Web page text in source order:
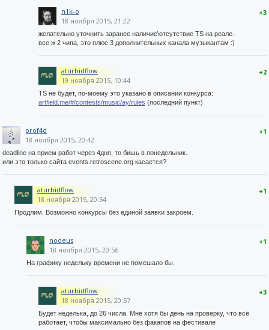
+3
n1k-o
18 ноября 2015, 21:22
желательно уточнить заранее наличие\отсутствие TS на реале.
все ж 2 чипа, это плюс 3 дополнительных канала музыкантам :)
+2
aturbidflow
19 ноября 2015, 10:44
TS не будет, по-моему это указано в описании конкурса:
artfield.me/#/contests/music/ay/rules (последний пункт)
+1
prof4d
18 ноября 2015, 20:42
deadline на прием работ через 4дня, то бишь в понедельник.
или это только сайта events.retroscene.org касается?
+1
aturbidflow
18 ноября 2015, 20:54
Продлим. Возможно конкурсы без единой заявки закроем.
+1
nodeus
18 ноября 2015, 20:56
На графику недельку времени не помешало бы.
+3
aturbidflow
18 ноября 2015, 20:57
Будет неделька, до 26 числа. Мне хотя бы день на проверку, что всё
работает, чтобы максимально без факапов на фестивале